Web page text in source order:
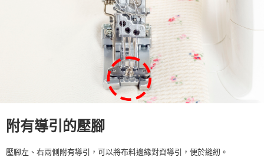
附有導引的壓腳
壓腳左、右兩側附有導引，可以將布料邊緣對齊導引，便於縫紉。